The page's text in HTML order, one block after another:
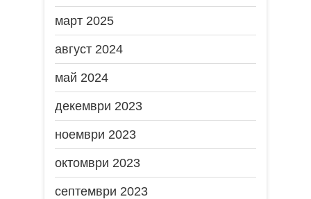
март 2025
август 2024
май 2024
декември 2023
ноември 2023
октомври 2023
септември 2023